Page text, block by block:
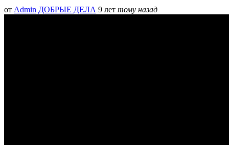
от Admin ДОБРЫЕ ДЕЛА 9 лет тому назад